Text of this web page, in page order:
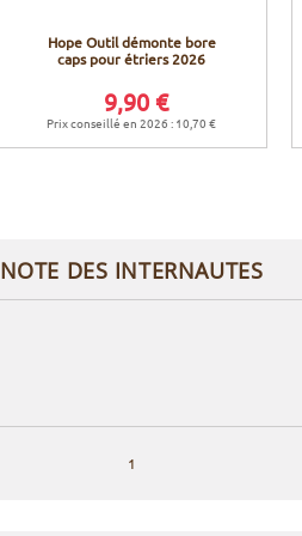
Hope Outil démonte bore
caps pour étriers 2026
9,90 €
Prix conseillé en 2026 : 10,70 €
NOTE DES INTERNAUTES
1